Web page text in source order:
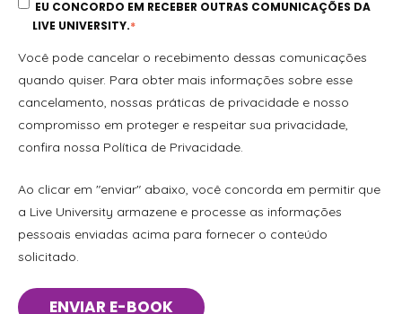
EU CONCORDO EM RECEBER OUTRAS COMUNICAÇÕES DA
LIVE UNIVERSITY.*
Você pode cancelar o recebimento dessas comunicações
quando quiser. Para obter mais informações sobre esse
cancelamento, nossas práticas de privacidade e nosso
compromisso em proteger e respeitar sua privacidade,
confira nossa Política de Privacidade.
Ao clicar em "enviar" abaixo, você concorda em permitir que
a Live University armazene e processe as informações
pessoais enviadas acima para fornecer o conteúdo
solicitado.